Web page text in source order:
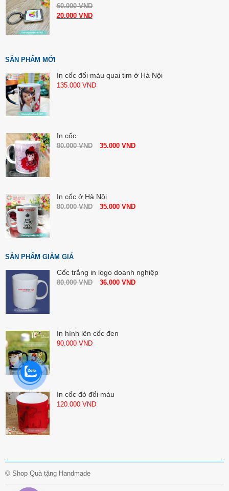
60.000VND
20.000 VND
SẢN PHẨM MỚI
In cốc đổi màu quai tim ở Hà Nội
135.000 VND
In cốc
80.000VND 35.000 VND
In cốc ở Hà Nội
80.000VND 35.000 VND
SẢN PHẨM GIẢM GIÁ
Cốc trắng in logo doanh nghiệp
80.000VND 36.000 VND
In hình lên cốc đen
90.000 VND
In cốc đỏ đổi màu
120.000 VND
© Shop Quà tặng Handmade